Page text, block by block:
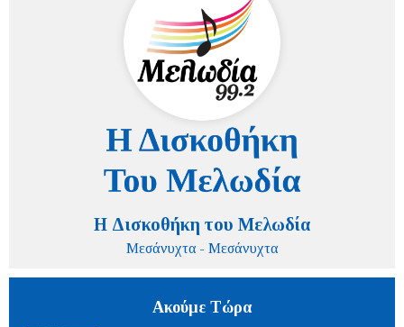
Η Δισκοθήκη του Μελωδία
Μεσάνυχτα - Μεσάνυχτα
Ακούμε Τώρα